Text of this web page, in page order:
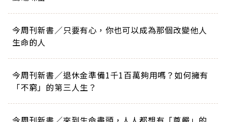
今周刊新書／只要有心，你也可以成為那個改變他人
生命的人
今周刊新書／退休金準備1千1百萬夠用嗎？如何擁有
「不窮」的第三人生？